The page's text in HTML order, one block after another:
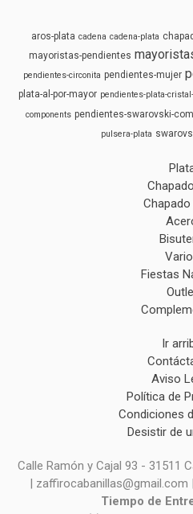
aros-plata cadena cadena-plata
mayoristas-pendientes
pendientes-circonita pendientes-mujer
plata-al-por-mayor pendientes-plata-
components pendientes-swarovski-
pulsera-plata
Fiestas
Ir
Aviso
Política de
Condiciones
Desistir de
Calle Ramón y Cajal 93 - 31511
| zaffirocabanillas@gmail.com |
Tiempo de